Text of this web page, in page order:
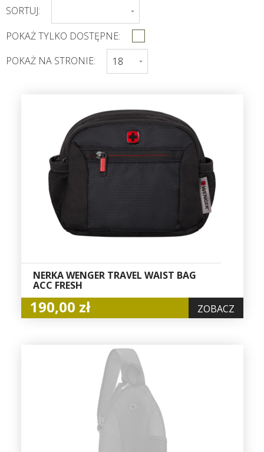
SORTUJ:
POKAŻ TYLKO DOSTĘPNE:
POKAŻ NA STRONIE:
NERKA WENGER TRAVEL WAIST BAG
ACC FRESH
190,00 zł ZOBACZ